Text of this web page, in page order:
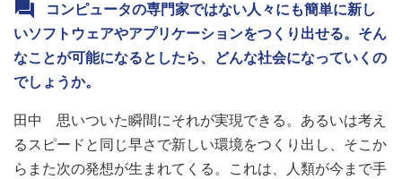
コンピュータの専門家ではない人々にも簡単に新し
いソフトウェアやアプリケーションをつくり出せる。そん
なことが可能になるとしたら、どんな社会になっていくの
でしょうか。
田中 思いついた瞬間にそれが実現できる。あるいは考え
るスピードと同じ早さで新しい環境をつくり出し、そこか
らまた次の発想が生まれてくる。これは、人類が今まで手